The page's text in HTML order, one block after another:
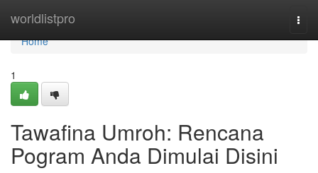
worldlistpro
Home
Home
1
Tawafina Umroh: Rencana
Pogram Anda Dimulai Disini